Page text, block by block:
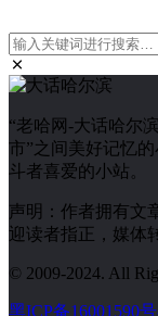
“老哈网-大话哈尔
市”之间美好记忆
斗者喜爱的小站。
声明：作者拥有文
迎读者指正，媒体
© 2009-2024. All
黑ICP备16001590